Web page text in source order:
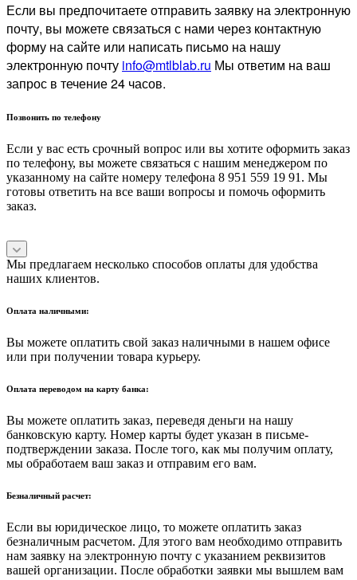
Если вы предпочитаете отправить заявку на электронную
почту, вы можете связаться с нами через контактную
форму на сайте или написать письмо на нашу
электронную почту info@mtlblab.ru Мы ответим на ваш
запрос в течение 24 часов.
Позвонить по телефону
Если у вас есть срочный вопрос или вы хотите оформить заказ
по телефону, вы можете связаться с нашим менеджером по
указанному на сайте номеру телефона 8 951 559 19 91. Мы
готовы ответить на все ваши вопросы и помочь оформить
заказ.
Мы предлагаем несколько способов оплаты для удобства
наших клиентов.
Оплата наличными:
Вы можете оплатить свой заказ наличными в нашем офисе
или при получении товара курьеру.
Оплата переводом на карту банка:
Вы можете оплатить заказ, переведя деньги на нашу
банковскую карту. Номер карты будет указан в письме-
подтверждении заказа. После того, как мы получим оплату,
мы обработаем ваш заказ и отправим его вам.
Безналичный расчет:
Если вы юридическое лицо, то можете оплатить заказ
безналичным расчетом. Для этого вам необходимо отправить
нам заявку на электронную почту с указанием реквизитов
вашей организации. После обработки заявки мы вышлем вам